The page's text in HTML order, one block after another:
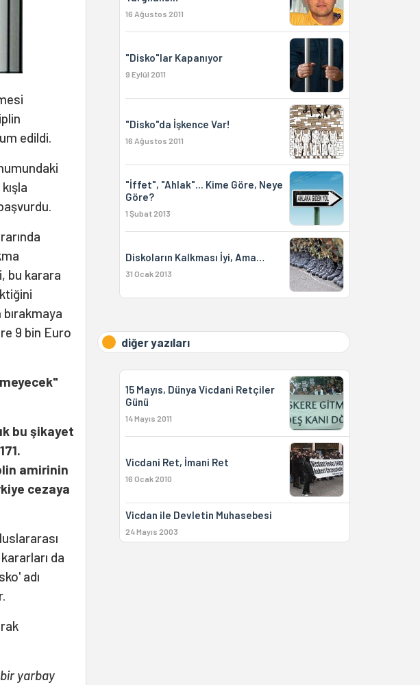
edildi.
bu karara
9 bin Euro
bu şikayet
amirinin
cezaya
da
adı
yarbay
16 Ağustos 2011
"Disko"lar Kapanıyor
9 Eylül 2011
"Disko"da İşkence Var!
16 Ağustos 2011
"İffet", "Ahlak"... Kime Göre, Neye
Göre?
1 Şubat 2013
Diskoların Kalkması İyi, Ama…
31 Ocak 2013
diğer yazıları
15 Mayıs, Dünya Vicdani Retçiler
Günü
14 Mayıs 2011
Vicdani Ret, İmani Ret
16 Ocak 2010
Vicdan ile Devletin Muhasebesi
24 Mayıs 2003